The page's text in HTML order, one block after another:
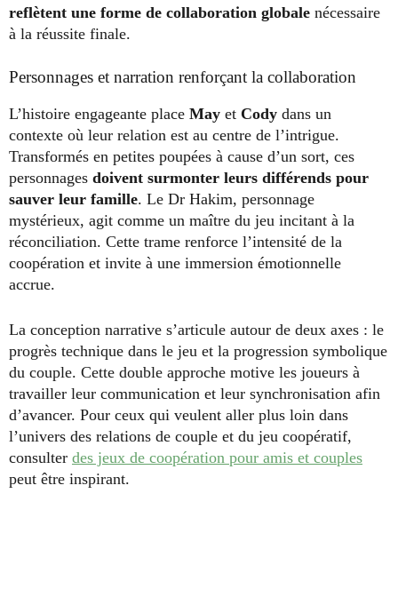
reflètent une forme de collaboration globale nécessaire
à la réussite finale.
Personnages et narration renforçant la collaboration
L’histoire engageante place May et Cody dans un
contexte où leur relation est au centre de l’intrigue.
Transformés en petites poupées à cause d’un sort, ces
personnages doivent surmonter leurs différends pour
sauver leur famille. Le Dr Hakim, personnage
mystérieux, agit comme un maître du jeu incitant à la
réconciliation. Cette trame renforce l’intensité de la
coopération et invite à une immersion émotionnelle
accrue.
La conception narrative s’articule autour de deux axes : le
progrès technique dans le jeu et la progression symbolique
du couple. Cette double approche motive les joueurs à
travailler leur communication et leur synchronisation afin
d’avancer. Pour ceux qui veulent aller plus loin dans
l’univers des relations de couple et du jeu coopératif,
consulter des jeux de coopération pour amis et couples
peut être inspirant.